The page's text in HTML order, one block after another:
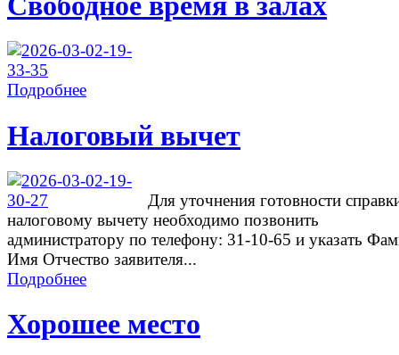
Подробнее
Налоговый вычет
Для уточнения готовности
налоговому вычету необходимо позвонить
администратору по телефону: 31-10-65 и указать
Имя Отчество заявителя...
Подробнее
Хорошее место